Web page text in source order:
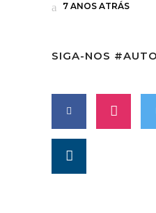
7 ANOS ATRÁS
SIGA-NOS